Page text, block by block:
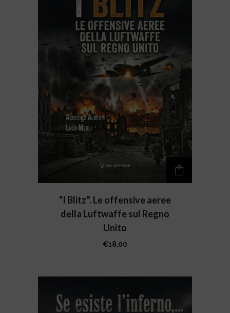
“I Blitz”. Le offensive aeree
della Luftwaffe sul Regno
Unito
€18,00